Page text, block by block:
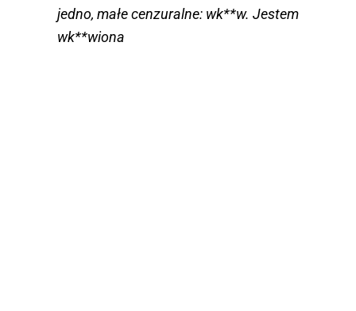
jedno, małe cenzuralne: wk**w. Jestem
wk**wiona